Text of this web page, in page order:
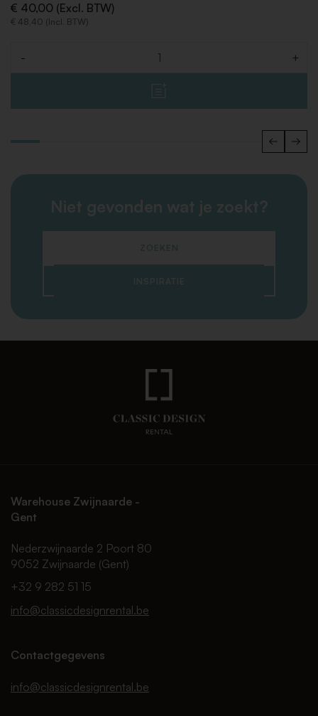
€ 40,00 (Excl. BTW)
€ 48,40 (Incl. BTW)
- +
Niet gevonden wat je zoekt?
ZOEKEN
INSPIRATIE
Warehouse Zwijnaarde -
Gent
Nederzwijnaarde 2 Poort 80
9052 Zwijnaarde (Gent)
+32 9 282 51 15
info@classicdesignrental.be
Contactgegevens
info@classicdesignrental.be